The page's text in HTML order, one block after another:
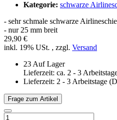
Kategorie: schwarze
- sehr schmale schwarze
- nur 25 mm breit
29,90 €
inkl. 19% USt. , zzgl. Versand
23 Auf Lager
Lieferzeit: ca. 2 - 3
Lieferzeit: 2 - 3 Arbeitstage
Frage zum Artikel